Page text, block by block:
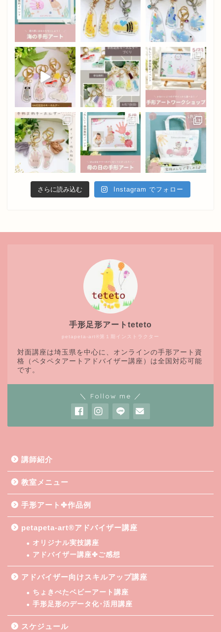
さらに読み込む Instagram でフォロー
petapeta-art®第１期インストラクター
手形足形アートteteto
対面講座は埼玉県を中心に、オンラインの手形アート資
格（ペタペタアートアドバイザー講座）は全国対応可能
です。
＼ Follow me ／
講師紹介
教室メニュー
手形アート✤作品例
petapeta-art®アドバイザー講座
オリジナル実技講座
アドバイザー講座✤ご感想
アドバイザー向けスキルアップ講座
ちょきぺたベビーアート講座
手形足形のデータ化･活用講座
スケジュール